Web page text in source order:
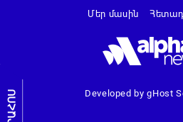
ԼՐԱՀՈՍ Developed by gHost
Մեր մասին